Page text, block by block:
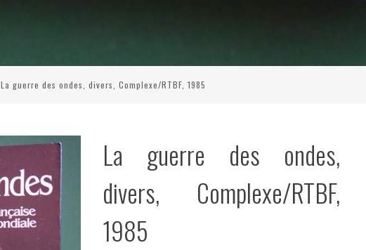
La guerre des ondes, divers, Complexe/RTBF, 1985
La guerre des ondes,
divers, Complexe/RTBF,
1985